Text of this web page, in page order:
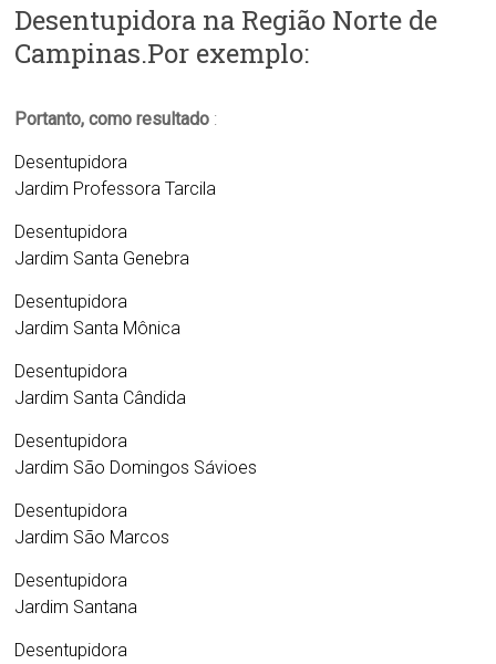
Desentupidora na Região Norte de
Campinas.Por exemplo:
Portanto, como resultado :
Desentupidora
Jardim Professora Tarcila
Desentupidora
Jardim Santa Genebra
Desentupidora
Jardim Santa Mônica
Desentupidora
Jardim Santa Cândida
Desentupidora
Jardim São Domingos Sávioes
Desentupidora
Jardim São Marcos
Desentupidora
Jardim Santana
Desentupidora